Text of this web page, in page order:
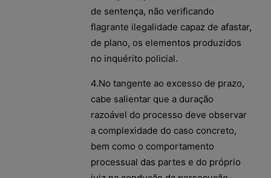
de sentença, não verificando
flagrante ilegalidade capaz de afastar,
de plano, os elementos produzidos
no inquérito policial.
4.No tangente ao excesso de prazo,
cabe salientar que a duração
razoável do processo deve observar
a complexidade do caso concreto,
bem como o comportamento
processual das partes e do próprio